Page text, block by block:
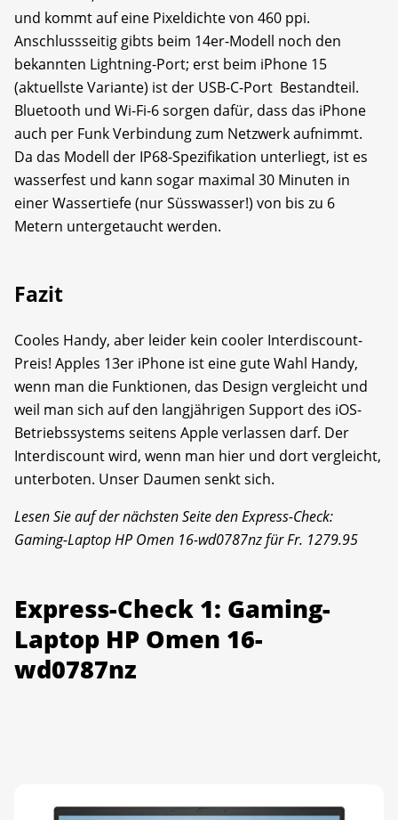
und kommt auf eine Pixeldichte von 460 ppi.
Anschlussseitig gibts beim 14er-Modell noch den
bekannten Lightning-Port; erst beim iPhone 15
(aktuellste Variante) ist der USB-C-Port Bestandteil.
Bluetooth und Wi-Fi-6 sorgen dafür, dass das iPhone
auch per Funk Verbindung zum Netzwerk aufnimmt.
Da das Modell der IP68-Spezifikation unterliegt, ist es
wasserfest und kann sogar maximal 30 Minuten in
einer Wassertiefe (nur Süsswasser!) von bis zu 6
Metern untergetaucht werden.
Fazit
Cooles Handy, aber leider kein cooler Interdiscount-
Preis! Apples 13er iPhone ist eine gute Wahl Handy,
wenn man die Funktionen, das Design vergleicht und
weil man sich auf den langjährigen Support des iOS-
Betriebssystems seitens Apple verlassen darf. Der
Interdiscount wird, wenn man hier und dort vergleicht,
unterboten. Unser Daumen senkt sich.
Lesen Sie auf der nächsten Seite den Express-Check:
Gaming-Laptop HP Omen 16-wd0787nz für Fr. 1279.95
Express-Check 1: Gaming-
Laptop HP Omen 16-
wd0787nz